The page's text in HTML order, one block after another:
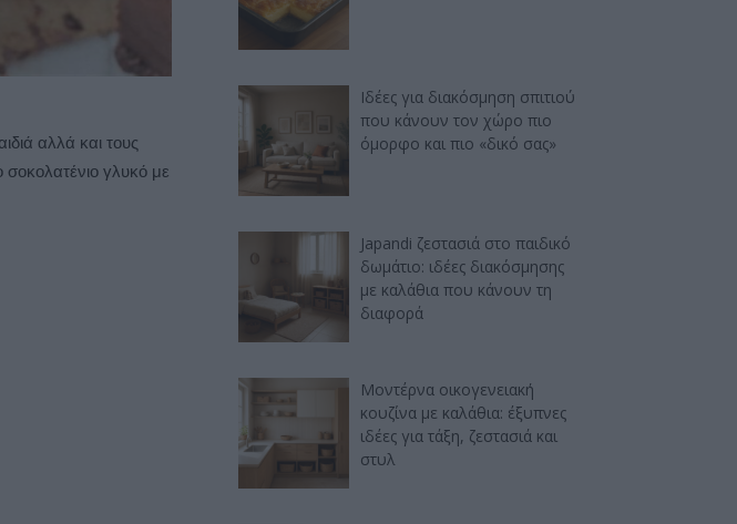
αλλά και τους
γλυκό με
Ιδέες για διακόσμηση σπιτιού
που κάνουν τον χώρο πιο
όμορφο και πιο «δικό σας»
Japandi ζεστασιά στο παιδικό
δωμάτιο: ιδέες διακόσμησης
με καλάθια που κάνουν τη
διαφορά
Μοντέρνα οικογενειακή
κουζίνα με καλάθια: έξυπνες
ιδέες για τάξη, ζεστασιά και
στυλ